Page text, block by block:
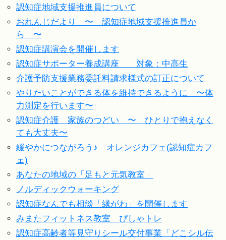
認知症地域支援推進員について
おれんじだより 〜 認知症地域支援推進員か
ら 〜
認知症講演会を開催します
認知症サポーター養成講座 対象：中高生
介護予防支援業務委託料請求様式の訂正について
やりたいことができる体を維持できるように 〜体
力測定を行います〜
認知症介護 家族のつどい 〜 ひとりで抱えなく
ても大丈夫〜
緩やかにつながろう♪ オレンジカフェ(認知症カフ
ェ)
あなたの地域の「足もと元気教室」
ノルディックウォーキング
認知症なんでも相談「縁がわ」を開催します
みまたフィットネス教室 ぴしゃトレ
認知症高齢者等見守りシール交付事業「どこシル伝